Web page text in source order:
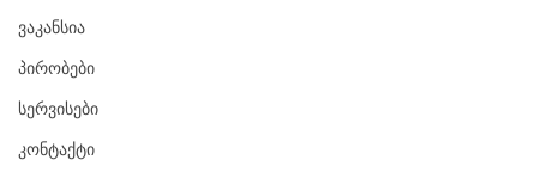
Ვაკანსია
Პირობები
Სერვისები
Კონტაქტი